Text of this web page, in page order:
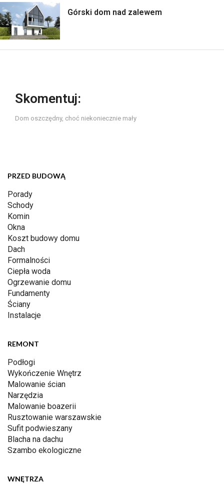
Górski dom nad zalewem
Skomentuj:
Dom oszczędny, choć niekoniecznie mały
PRZED BUDOWĄ
Porady
Schody
Komin
Okna
Koszt budowy domu
Dach
Formalności
Ciepła woda
Ogrzewanie domu
Fundamenty
Ściany
Instalacje
REMONT
Podłogi
Wykończenie Wnętrz
Malowanie ścian
Narzędzia
Malowanie boazerii
Rusztowanie warszawskie
Sufit podwieszany
Blacha na dachu
Szambo ekologiczne
WNĘTRZA